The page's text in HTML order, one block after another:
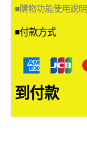
■購物功能使用說明
■付款方式
到付款